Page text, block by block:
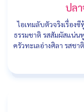
ปล
ไอเทมลับตัวจริงเรื่อง
ธรรมชาติ รสสัมผัสแน่น
ครัวทะเลอ่างศิลา รสช